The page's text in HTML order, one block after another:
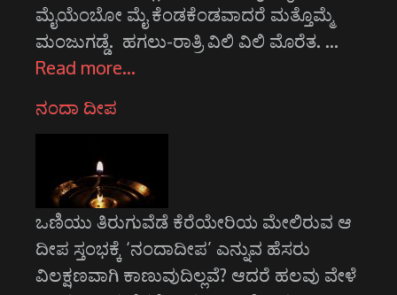
ಮೈಯೆಂಬೋ ಮೈ ಕೆಂಡಕೆಂಡವಾದರೆ ಮತ್ತೊಮ್ಮೆ
ಮಂಜುಗಡ್ಡೆ. ಹಗಲು-ರಾತ್ರಿ ವಿಲಿ ವಿಲಿ ಮೊರೆತ. …
Read more…
ನಂದಾ ದೀಪ
ಒಣಿಯು ತಿರುಗುವೆಡೆ ಕೆರೆಯೇರಿಯ ಮೇಲಿರುವ ಆ
ದೀಪ ಸ್ತಂಭಕ್ಕೆ ‘ನಂದಾದೀಪ’ ಎನ್ನುವ ಹೆಸರು
ವಿಲಕ್ಷಣವಾಗಿ ಕಾಣುವುದಿಲ್ಲವೆ? ಆದರೆ ಹಲವು ವೇಳೆ